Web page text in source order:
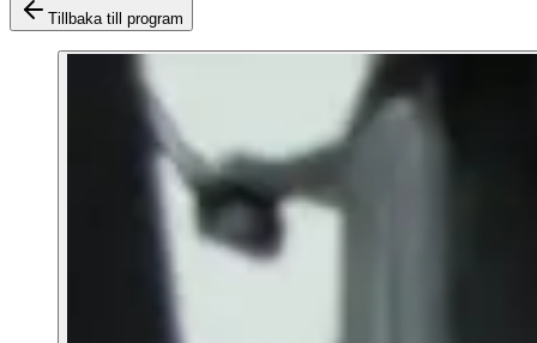
Tillbaka till program